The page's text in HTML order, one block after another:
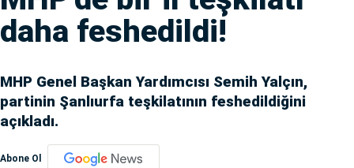
daha feshedildi!
MHP Genel Başkan Yardımcısı Semih Yalçın,
partinin Şanlıurfa teşkilatının feshedildiğini
açıkladı.
Abone Ol